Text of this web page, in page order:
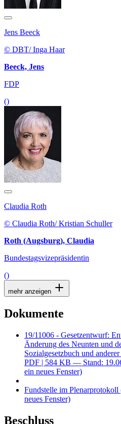
Jens Beeck
© DBT/ Inga Haar
Beeck, Jens
FDP
()
Claudia Roth
© Claudia Roth/ Kristian Schuller
Roth (Augsburg), Claudia
Bundestagsvizepräsidentin
()
mehr anzeigen
Dokumente
19/11006 - Gesetzentwurf:
Änderung des Neunten und
Sozialgesetzbuch und
PDF | 584 KB — Stand:
ein neues Fenster)
Fundstelle im Plenarprotokoll
neues Fenster)
Beschluss